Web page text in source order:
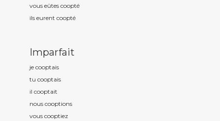
vous eûtes coopté
ils eurent coopté
Imparfait
je cooptais
tu cooptais
il cooptait
nous cooptions
vous cooptiez